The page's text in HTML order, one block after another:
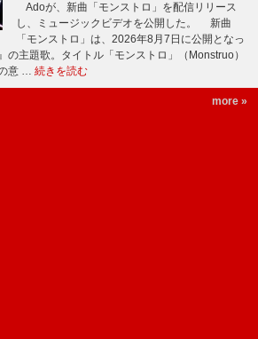
Adoが、新曲「モンストロ」を配信リリース
し、ミュージックビデオを公開した。 新曲
「モンストロ」は、2026年8月7日に公開となっ
の主題歌。タイトル「モンストロ」（Monstruo）
意 … 続きを読む
more »